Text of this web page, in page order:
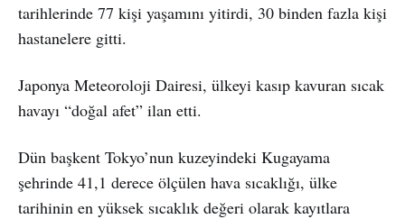
tarihlerinde 77 kişi yaşamını yitirdi, 30 binden fazla kişi
hastanelere gitti.
Japonya Meteoroloji Dairesi, ülkeyi kasıp kavuran sıcak
havayı “doğal afet” ilan etti.
Dün başkent Tokyo’nun kuzeyindeki Kugayama
şehrinde 41,1 derece ölçülen hava sıcaklığı, ülke
tarihinin en yüksek sıcaklık değeri olarak kayıtlara